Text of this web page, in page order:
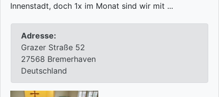
Innenstadt, doch 1x im Monat sind wir mit ...
Adresse:
Grazer Straße 52
27568 Bremerhaven
Deutschland